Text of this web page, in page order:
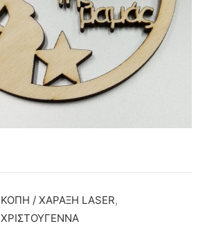
ΚΟΠΗ / ΧΑΡΑΞΗ LASER,
ΧΡΙΣΤΟΥΓΕΝΝΑ